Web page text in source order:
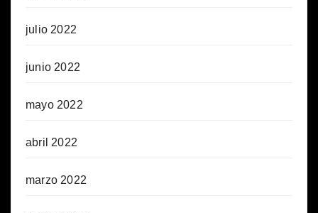
julio 2022
junio 2022
mayo 2022
abril 2022
marzo 2022